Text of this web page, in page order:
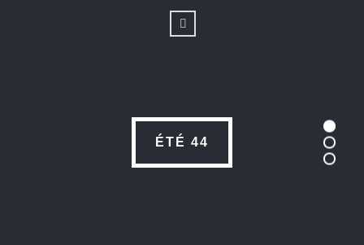
ÉTÉ 44